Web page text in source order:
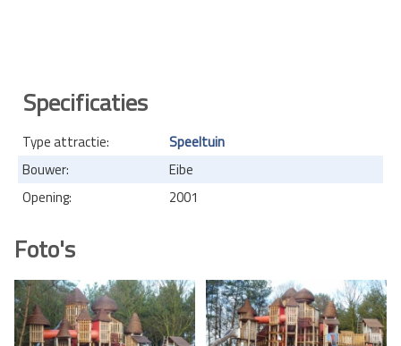
Specificaties
Type attractie:
Speeltuin
Bouwer:
Eibe
Opening:
2001
Foto's